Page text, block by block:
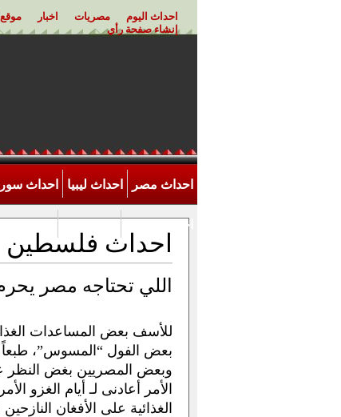
احداث اليوم مصريات اخبار
إنشاء صفحة رأي
احداث مصر احداث ليبيا احداث
احداث الاردن
احداث فلسطين
اللي تحتاجه مصر
للأسف بعض المساعدات
بعض الفول “المسوس”، طبعاً
وبعض المصريين بغض النظر عن
الأمر أعادنى لـ أيام الغزو
الغذائية على الأفغان